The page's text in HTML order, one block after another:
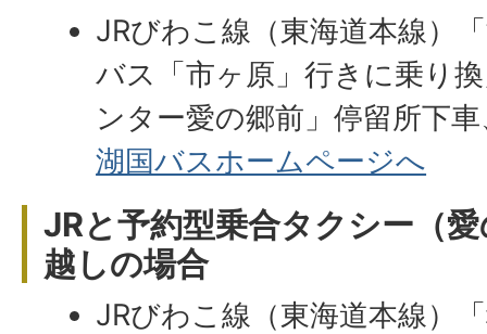
JRびわこ線（東海道本線）
バス「市ヶ原」行きに乗り
ンター愛の郷前」停留所下
湖国バスホームページへ
JRと予約型乗合タクシー（
越しの場合
JRびわこ線（東海道本線）